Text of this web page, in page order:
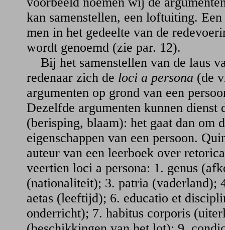
kan samenstellen, een loftuiting.
men in het gedeelte van de
wordt genoemd (zie par. 12).
Bij het samenstellen van de laus
redenaar zich de loci a persona (de
argumenten op grond van een
Dezelfde argumenten kunnen dienst
(berisping, blaam): het gaat dan om
eigenschappen van een persoon.
auteur van een leerboek over
veertien loci a persona: 1. genus
(nationaliteit); 3. patria (vaderland);
aetas (leeftijd); 6. educatio et
onderricht); 7. habitus corporis